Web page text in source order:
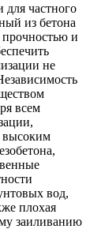
частного
из бетона
и
не
всем
высоким
вод,
плохая
заиливанию